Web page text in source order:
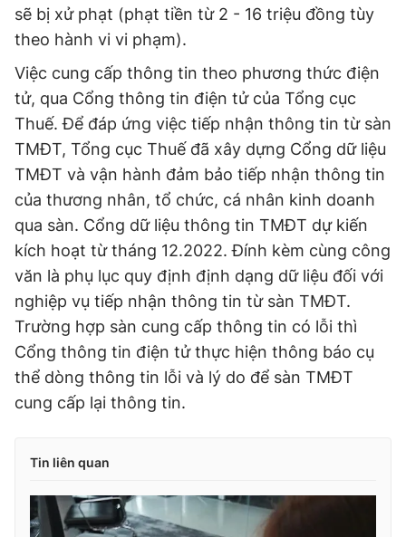
sẽ bị xử phạt (phạt tiền từ 2 - 16 triệu đồng tùy
theo hành vi vi phạm).
Việc cung cấp thông tin theo phương thức điện
tử, qua Cổng thông tin điện tử của Tổng cục
Thuế. Để đáp ứng việc tiếp nhận thông tin từ sàn
TMĐT, Tổng cục Thuế đã xây dựng Cổng dữ liệu
TMĐT và vận hành đảm bảo tiếp nhận thông tin
của thương nhân, tổ chức, cá nhân kinh doanh
qua sàn. Cổng dữ liệu thông tin TMĐT dự kiến
kích hoạt từ tháng 12.2022. Đính kèm cùng công
văn là phụ lục quy định định dạng dữ liệu đối với
nghiệp vụ tiếp nhận thông tin từ sàn TMĐT.
Trường hợp sàn cung cấp thông tin có lỗi thì
Cổng thông tin điện tử thực hiện thông báo cụ
thể dòng thông tin lỗi và lý do để sàn TMĐT
cung cấp lại thông tin.
Tin liên quan